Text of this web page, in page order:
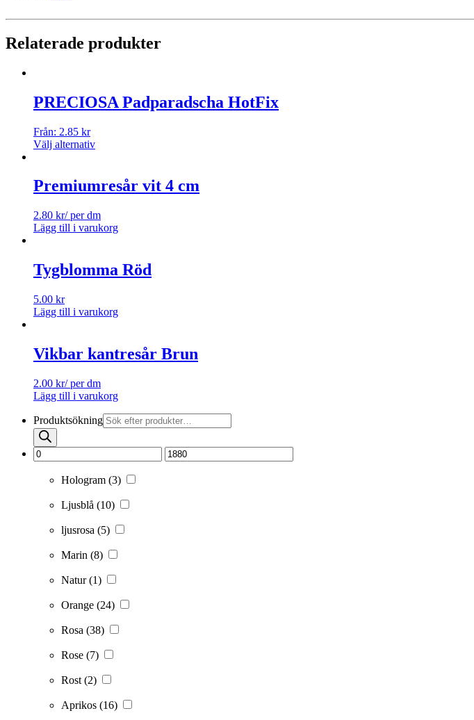
Relaterade produkter
PRECIOSA Padparadscha HotFix
Från: 2.85 kr
Välj alternativ
Premiumresår vit 4 cm
2.80 kr/ per dm
Lägg till i varukorg
Tygblomma Röd
5.00 kr
Lägg till i varukorg
Vikbar kantresår Brun
2.00 kr/ per dm
Lägg till i varukorg
Produktsökning
Hologram (3)
Ljusblå (10)
ljusrosa (5)
Marin (8)
Natur(1)
Orange (24)
Rosa (38)
Rose (7)
Rost (2)
Aprikos (16)